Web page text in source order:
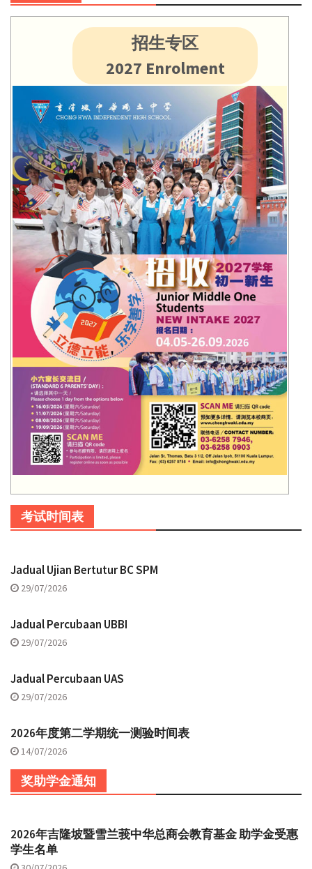
招生专区
2027 Enrolment
考试时间表
Jadual Ujian Bertutur BC SPM
29/07/2026
Jadual Percubaan UBBI
29/07/2026
Jadual Percubaan UAS
29/07/2026
2026年度第二学期统一测验时间表
14/07/2026
奖助学金通知
2026年吉隆坡暨雪兰莪中华总商会教育基金 助学金受惠
学生名单